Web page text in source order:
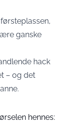
ganske
hack
– og det
hennes: